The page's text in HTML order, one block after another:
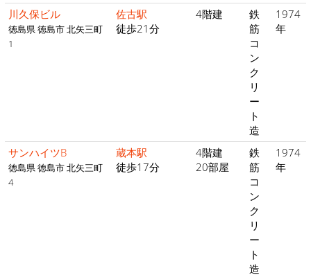
川久保ビル
徳島県 徳島市 北矢三町
1
佐古駅
徒歩21分
4階建
鉄
筋
コ
ン
ク
リ
ー
ト
造
1974
年
サンハイツB
徳島県 徳島市 北矢三町
4
蔵本駅
徒歩17分
4階建
20部屋
鉄
筋
コ
ン
ク
リ
ー
ト
造
1974
年